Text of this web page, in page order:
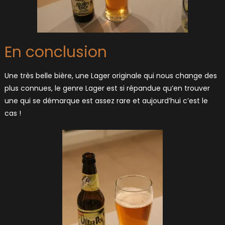
En conclusion
Une très belle bière, une Lager originale qui nous change des
plus connues, le genre Lager est si répandue qu’en trouver
une qui se démarque est assez rare et aujourd’hui c’est le
cas !